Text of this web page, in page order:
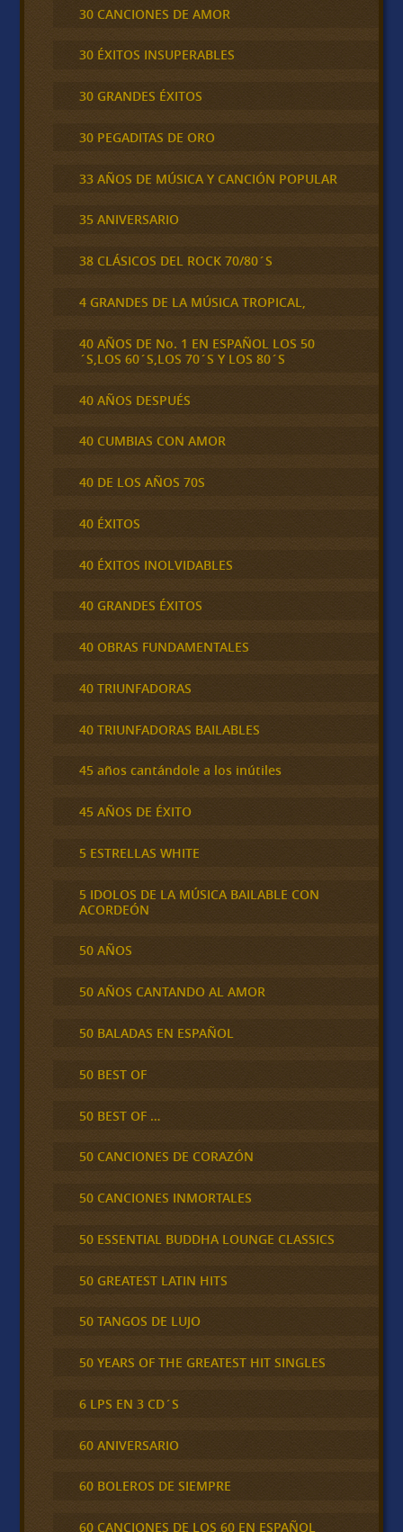
30 CANCIONES DE AMOR
30 ÉXITOS INSUPERABLES
30 GRANDES ÉXITOS
30 PEGADITAS DE ORO
33 AÑOS DE MÚSICA Y CANCIÓN POPULAR
35 ANIVERSARIO
38 CLÁSICOS DEL ROCK 70/80´S
4 GRANDES DE LA MÚSICA TROPICAL,
40 AÑOS DE No. 1 EN ESPAÑOL LOS 50
´S,LOS 60´S,LOS 70´S Y LOS 80´S
40 AÑOS DESPUÉS
40 CUMBIAS CON AMOR
40 DE LOS AÑOS 70S
40 ÉXITOS
40 ÉXITOS INOLVIDABLES
40 GRANDES ÉXITOS
40 OBRAS FUNDAMENTALES
40 TRIUNFADORAS
40 TRIUNFADORAS BAILABLES
45 años cantándole a los inútiles
45 AÑOS DE ÉXITO
5 ESTRELLAS WHITE
5 IDOLOS DE LA MÚSICA BAILABLE CON
ACORDEÓN
50 AÑOS
50 AÑOS CANTANDO AL AMOR
50 BALADAS EN ESPAÑOL
50 BEST OF
50 BEST OF …
50 CANCIONES DE CORAZÓN
50 CANCIONES INMORTALES
50 ESSENTIAL BUDDHA LOUNGE CLASSICS
50 GREATEST LATIN HITS
50 TANGOS DE LUJO
50 YEARS OF THE GREATEST HIT SINGLES
6 LPS EN 3 CD´S
60 ANIVERSARIO
60 BOLEROS DE SIEMPRE
60 CANCIONES DE LOS 60 EN ESPAÑOL